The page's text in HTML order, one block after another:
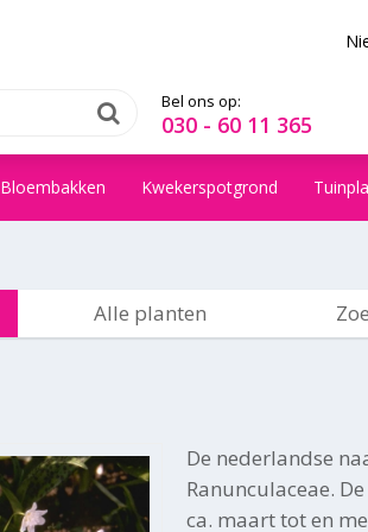
Bel ons op:
030 - 60 11 365
Bloembakken Kwekerspotgrond
Alle planten
De nederlandse
Ranunculaceae.
ca. maart tot en